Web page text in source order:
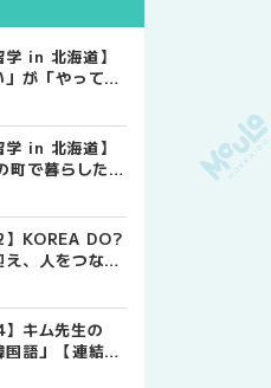
学 in 北海道】
」が「やってみ
。 十勝の風
学 in 北海道】
町で暮らした
み出した、
】KOREA DO?
、人をつなぐ
祭 】
キム先生の
国語」【連結語
4】